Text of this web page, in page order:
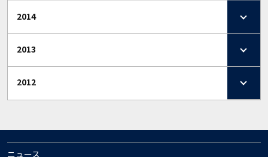
2014
2013
2012
ニュース